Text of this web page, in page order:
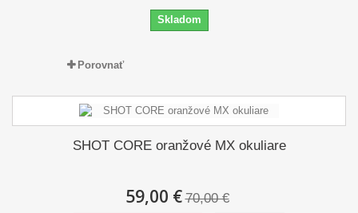
Skladom
Porovnať
SHOT CORE oranžové MX okuliare
59,00 € 70,00 €